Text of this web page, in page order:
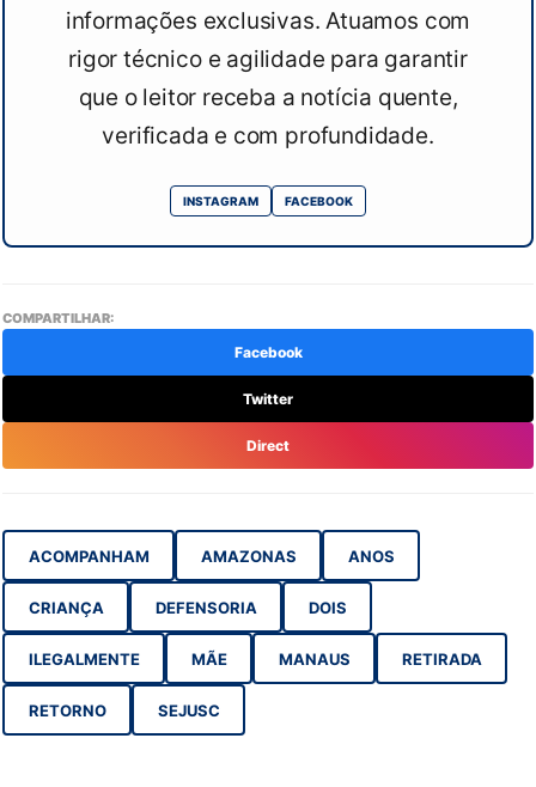
informações exclusivas. Atuamos com
rigor técnico e agilidade para garantir
que o leitor receba a notícia quente,
verificada e com profundidade.
INSTAGRAM FACEBOOK
COMPARTILHAR:
Facebook
Twitter
Direct
ACOMPANHAM AMAZONAS ANOS
CRIANÇA DEFENSORIA DOIS
ILEGALMENTE MÃE MANAUS RETIRADA
RETORNO SEJUSC